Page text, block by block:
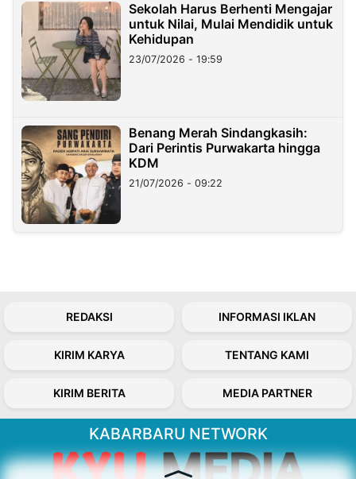
Sekolah Harus Berhenti Mengajar
untuk Nilai, Mulai Mendidik untuk
Kehidupan
23/07/2026 - 19:59
Benang Merah Sindangkasih:
Dari Perintis Purwakarta hingga
KDM
21/07/2026 - 09:22
REDAKSI INFORMASI IKLAN
KIRIM KARYA TENTANG KAMI
KIRIM BERITA MEDIA PARTNER
KABARBARU NETWORK